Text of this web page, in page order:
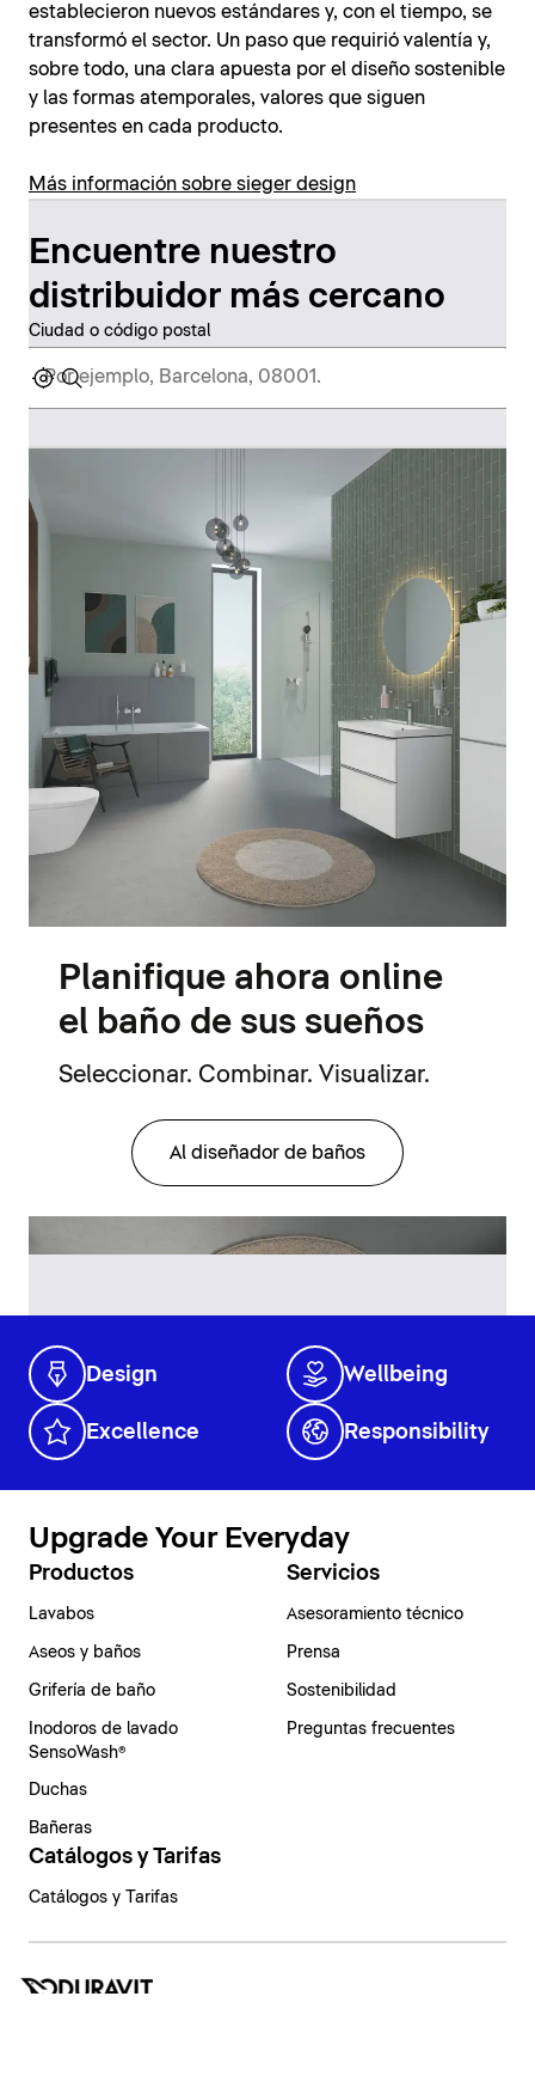
establecieron nuevos estándares y, con el tiempo, se
transformó el sector. Un paso que requirió valentía y,
sobre todo, una clara apuesta por el diseño sostenible
y las formas atemporales, valores que siguen
presentes en cada producto.
Más información sobre sieger design
Encuentre nuestro
distribuidor más cercano
Ciudad o código postal
Planifique ahora online
el baño de sus sueños
Seleccionar. Combinar. Visualizar.
Al diseñador de baños
Design Wellbeing
Excellence Responsibility
Upgrade Your Everyday
Productos
Lavabos
Aseos y baños
Grifería de baño
Inodoros de lavado
SensoWash®
Duchas
Bañeras
Servicios
Asesoramiento técnico
Prensa
Sostenibilidad
Preguntas frecuentes
Catálogos y Tarifas
Catálogos y Tarifas